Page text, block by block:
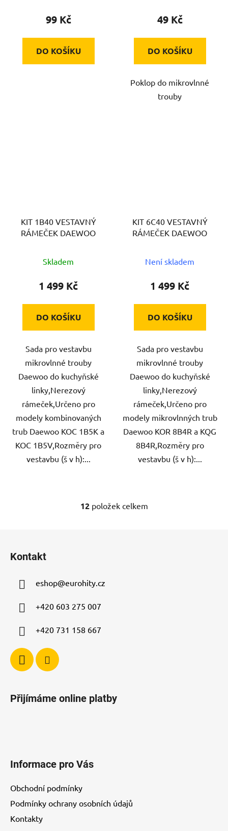
99 Kč
DO KOŠÍKU
49 Kč
DO KOŠÍKU
Poklop do mikrovlnné
trouby
KIT 1B40 VESTAVNÝ
RÁMEČEK DAEWOO
Skladem
1 499 Kč
DO KOŠÍKU
Sada pro vestavbu
mikrovlnné trouby
Daewoo do kuchyňské
linky,Nerezový
rámeček,Určeno pro
modely kombinovaných
trub Daewoo KOC 1B5K a
KOC 1B5V,Rozměry pro
vestavbu (š v h):...
KIT 6C40 VESTAVNÝ
RÁMEČEK DAEWOO
Není skladem
1 499 Kč
DO KOŠÍKU
Sada pro vestavbu
mikrovlnné trouby
Daewoo do kuchyňské
linky,Nerezový
rámeček,Určeno pro
modely mikrovlnných trub
Daewoo KOR 8B4R a KQG
8B4R,Rozměry pro
vestavbu (š v h):...
O
s
12 položek celkem
Kontakt
eshop@eurohity.cz
+420 603 275 007
+420 731 158 667
Přijímáme online platby
Informace pro Vás
Obchodní podmínky
Podmínky ochrany osobních údajů
Kontakty